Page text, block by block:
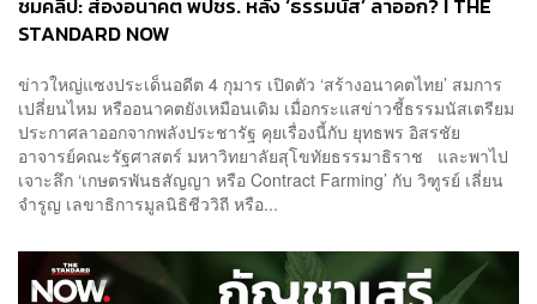
ชมคลิป: ส่องอนาคต พปชร. หลัง ‘ธรรมนัส’ ลาออก? I THE
STANDARD NOW
ข่าวใหญ่แซงประเด็นอดีต 4 กุมาร เปิดตัว ‘สร้างอนาคตไทย’ สมการ
เปลี่ยนไหม หรืออนาคตยังเหมือนเดิม เมื่อกระแสข่าวชี้ธรรมนัสเตรียม
ประกาศลาออกจากพลังประชารัฐ คุยเรื่องนี้กับ ยุทธพร อิสรชัย
อาจารย์คณะรัฐศาสตร์ มหาวิทยาลัยสุโขทัยธรรมาธิราช และพาไป
เจาะลึก ‘เกษตรพันธสัญญา หรือ Contract Farming’ กับ วิฑูรย์ เลี่ยน
จำรูญ เลขาธิการมูลนิธิชีววิถี หรือ...